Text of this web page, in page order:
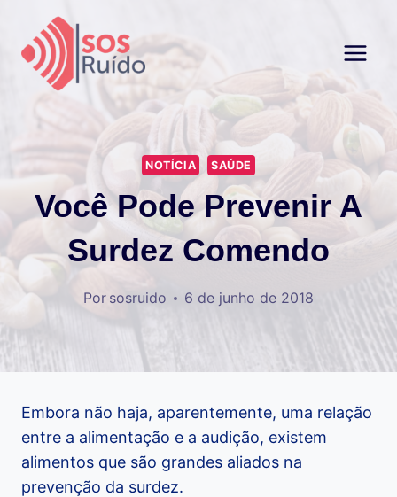
Conteúdo
NOTÍCIA SAÚDE
Você Pode Prevenir A
Surdez Comendo
Por sosruido 6 de junho de 2018
Embora não haja, aparentemente, uma relação
entre a alimentação e a audição, existem
alimentos que são grandes aliados na
prevenção da surdez.